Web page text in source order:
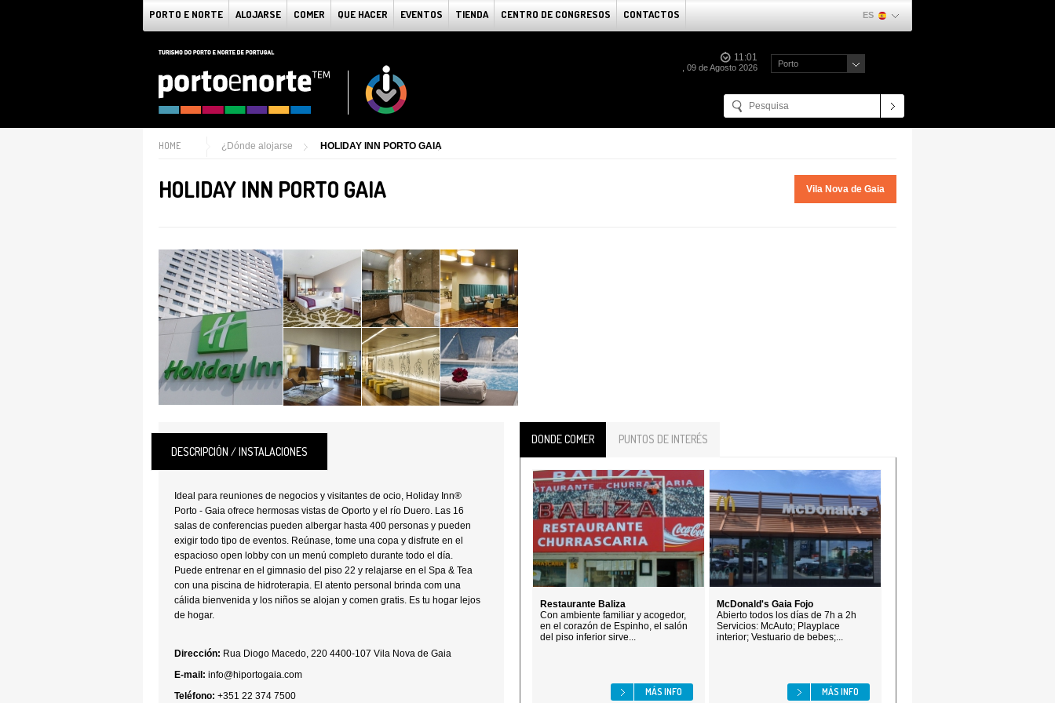
PORTO E NORTE ALOJARSE COMER QUE HACER EVENTOS TIENDA CENTRO DE CONGRESOS CONTACTOS ES
11:01
, 09 de Agosto 2026 Porto
HOME ¿Dónde alojarse HOLIDAY INN PORTO GAIA
HOLIDAY INN PORTO GAIA Vila Nova de Gaia
DESCRIPCIÓN / INSTALACIONES
Ideal para reuniones de negocios y visitantes de ocio, Holiday Inn®
Porto - Gaia ofrece hermosas vistas de Oporto y el río Duero. Las 16
salas de conferencias pueden albergar hasta 400 personas y pueden
exigir todo tipo de eventos. Reúnase, tome una copa y disfrute en el
espacioso open lobby con un menú completo durante todo el día.
Puede entrenar en el gimnasio del piso 22 y relajarse en el Spa & Tea
con una piscina de hidroterapia. El atento personal brinda com una
cálida bienvenida y los niños se alojan y comen gratis. Es tu hogar lejos
de hogar.
Dirección: Rua Diogo Macedo, 220 4400-107 Vila Nova de Gaia
E-mail: info@hiportogaia.com
Teléfono: +351 22 374 7500
DONDE COMER PUNTOS DE INTERÉS
Restaurante Baliza
Con ambiente familiar y acogedor,
en el corazón de Espinho, el salón
del piso inferior sirve...
MÁS INFO
McDonald's Gaia Fojo
Abierto todos los días de 7h a 2h
Servicios: McAuto; Playplace
interior; Vestuario de bebes;...
MÁS INFO